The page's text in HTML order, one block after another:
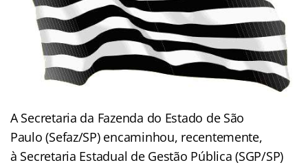
A Secretaria da Fazenda do Estado de São
Paulo (Sefaz/SP) encaminhou, recentemente,
à Secretaria Estadual de Gestão Pública (SGP/SP)